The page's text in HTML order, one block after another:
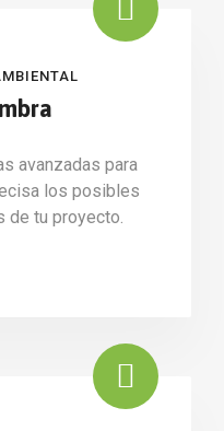
avanzadas para
los posibles
de tu proyecto.